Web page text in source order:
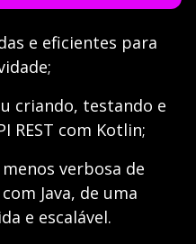
e eficientes para
criando, testando e
REST com Kotlin;
verbosa de
Java, de uma
e escalável.